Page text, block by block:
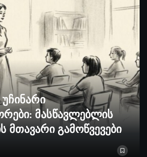
მასწავლებლის
მთავარი გამოწვევები